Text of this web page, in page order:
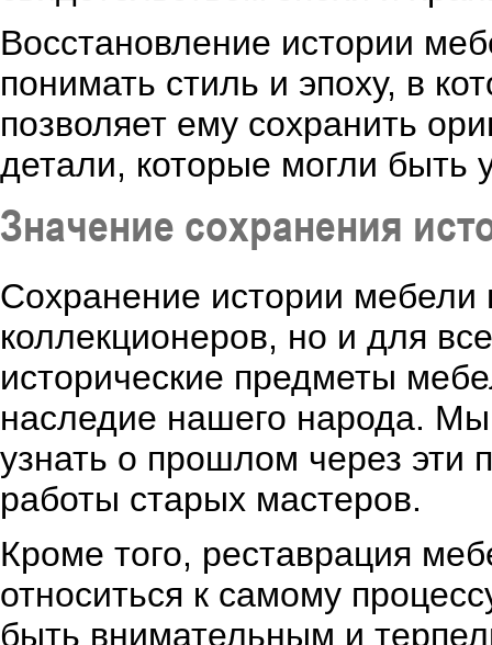
Восстановление истории
понимать стиль и эпоху, в
позволяет ему сохранить
детали, которые могли
Значение сохранения
Сохранение истории мебели
коллекционеров, но и для
исторические предметы
наследие нашего народа.
узнать о прошлом через эти
работы старых мастеров.
Кроме того, реставрация
относиться к самому
быть внимательным и